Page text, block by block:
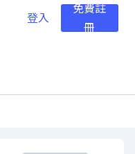
登入
免費註
冊